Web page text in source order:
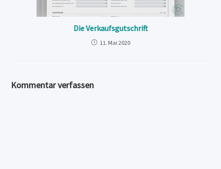
Die Verkaufsgutschrift
11. Mai 2020
Kommentar verfassen